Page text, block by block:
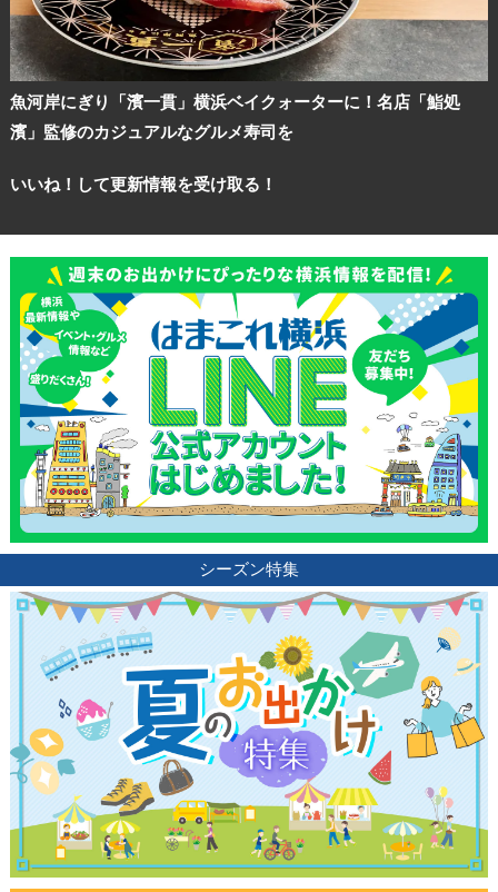
魚河岸にぎり「濱一貫」横浜ベイクォーターに！名店「鮨処
濱」監修のカジュアルなグルメ寿司を
いいね！して更新情報を受け取る！
シーズン特集
観光ガイド
ランキング
ブログ記事
サイトについて